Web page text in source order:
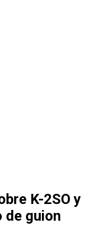
K-2SO y
de guion